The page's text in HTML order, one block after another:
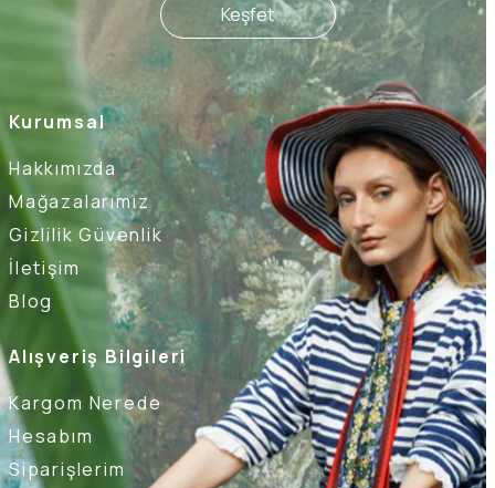
Kurumsal
Hakkımızda
Mağazalarımız
Gizlilik Güvenlik
İletişim
Blog
Alışveriş Bilgileri
Kargom Nerede
Hesabım
Siparişlerim
Keşfet